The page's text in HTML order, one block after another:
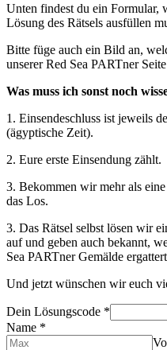
Unten findest du ein Formular,
Lösung des Rätsels ausfüllen
Bitte füge auch ein Bild an,
unserer Red Sea PARTner
Was muss ich sonst noch
1. Einsendeschluss ist jeweils
(ägyptische Zeit).
2. Eure erste Einsendung zählt.
3. Bekommen wir mehr als
das Los.
3. Das Rätsel selbst lösen wir
auf und geben auch bekannt,
Sea PARTner Gemälde
Und jetzt wünschen wir euch
Dein Lösungscode *
Name *